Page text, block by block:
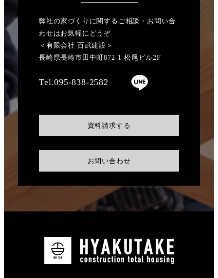
弊社の家づくりに関するご相談・お問い合
わせはお気軽にどうぞ
＜有限会社 百武建設＞
長崎県長崎市田中町872-1 松尾ビル2F
Tel.095-838-2582
資料請求する
お問い合わせ